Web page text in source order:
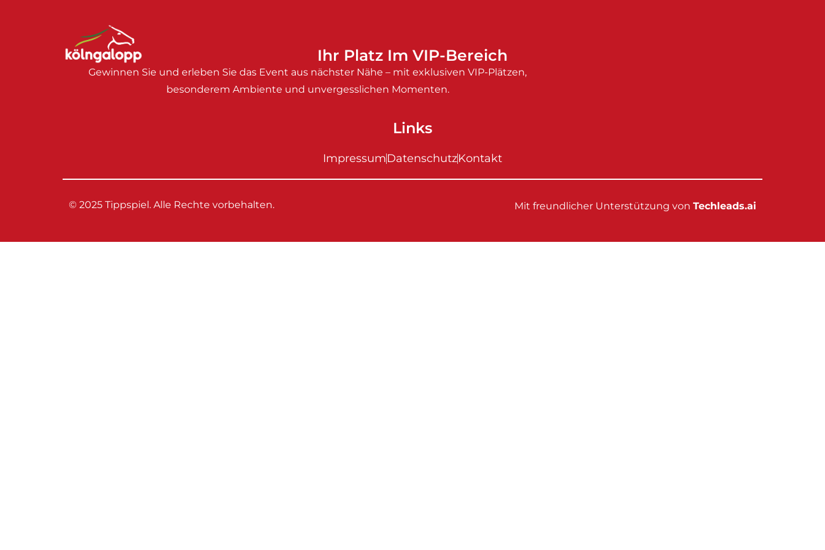
Ihr Platz Im VIP-Bereich
Gewinnen Sie und erleben Sie das Event aus nächster Nähe – mit exklusiven VIP-Plätzen,
besonderem Ambiente und unvergesslichen Momenten.
Links
ImpressumDatenschutzKontakt
© 2025 Tippspiel. Alle Rechte vorbehalten. Mit freundlicher Unterstützung von Techleads.ai